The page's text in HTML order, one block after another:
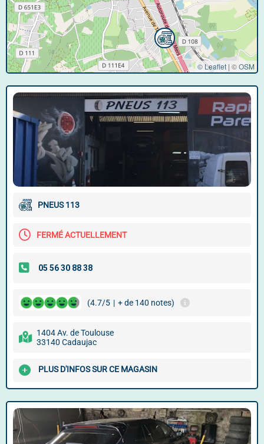
© Leaflet | ©OSM
PNEUS 113
FERMÉ ACTUELLEMENT
(4.7/5 | + de 140 notes)
1404 Av. de Toulouse
33140 Cadaujac
PLUS D'INFOS SUR CE MAGASIN